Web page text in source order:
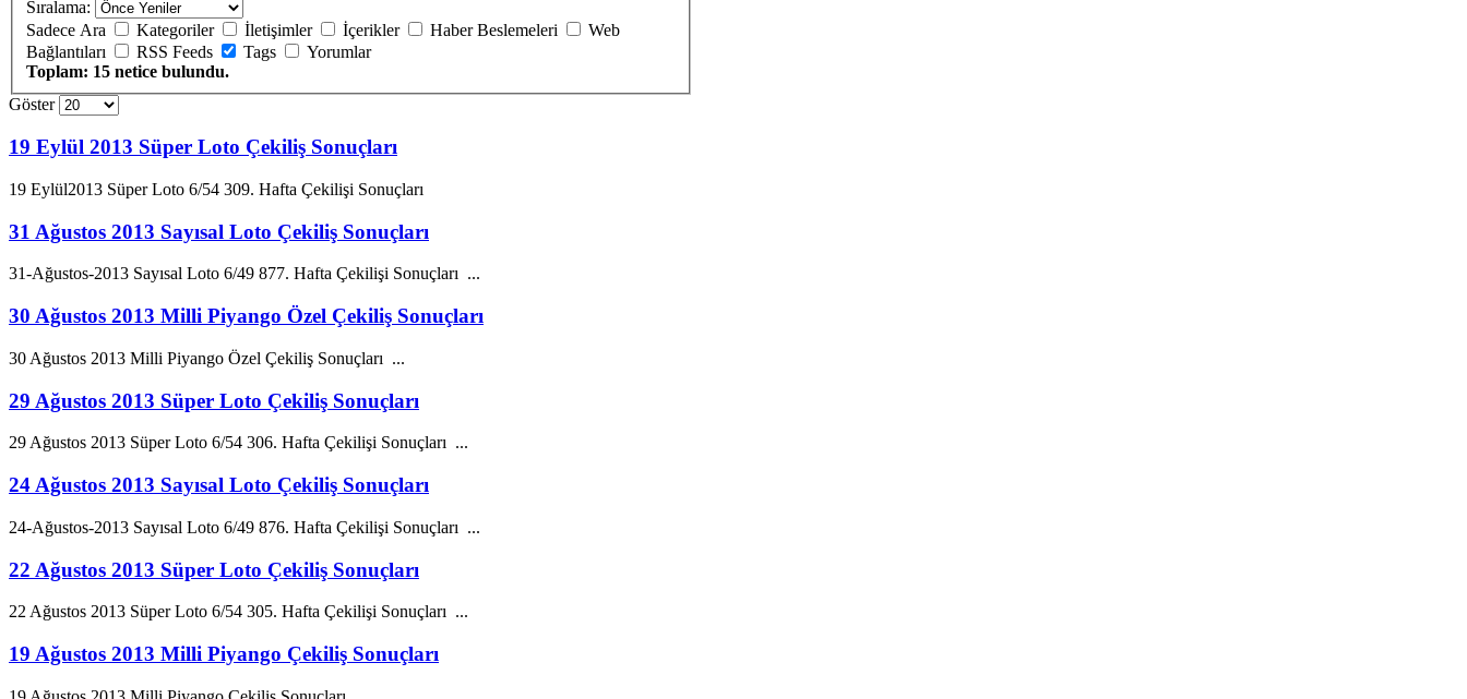
Sıralama:
Sadece Ara
Kategoriler İletişimler İçerikler Haber Beslemeleri
Web
Bağlantıları
RSS Feeds Tags
Yorumlar
Toplam: 15 netice bulundu.
Göster
19 Eylül 2013 Süper Loto Çekiliş Sonuçları
19 Eylül2013 Süper Loto 6/54 309. Hafta Çekilişi Sonuçları
31 Ağustos 2013 Sayısal Loto Çekiliş Sonuçları
31-Ağustos-2013 Sayısal Loto 6/49 877. Hafta Çekilişi Sonuçları ...
30 Ağustos 2013 Milli Piyango Özel Çekiliş Sonuçları
30 Ağustos 2013 Milli Piyango Özel Çekiliş Sonuçları ...
29 Ağustos 2013 Süper Loto Çekiliş Sonuçları
29 Ağustos 2013 Süper Loto 6/54 306. Hafta Çekilişi Sonuçları ...
24 Ağustos 2013 Sayısal Loto Çekiliş Sonuçları
24-Ağustos-2013 Sayısal Loto 6/49 876. Hafta Çekilişi Sonuçları ...
22 Ağustos 2013 Süper Loto Çekiliş Sonuçları
22 Ağustos 2013 Süper Loto 6/54 305. Hafta Çekilişi Sonuçları ...
19 Ağustos 2013 Milli Piyango Çekiliş Sonuçları